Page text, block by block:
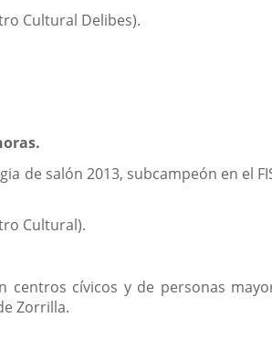
Cultural Delibes).
de salón 2013, subcampeón en el
Cultural).
centros cívicos y de personas
Zorrilla.